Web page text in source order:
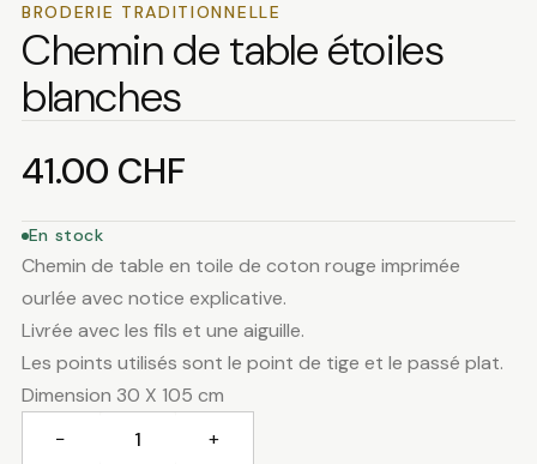
BRODERIE TRADITIONNELLE
Chemin de table étoiles
blanches
41.00 CHF
En stock
Chemin de table en toile de coton rouge imprimée
ourlée avec notice explicative.
Livrée avec les fils et une aiguille.
Les points utilisés sont le point de tige et le passé plat.
Dimension 30 X 105 cm
− +